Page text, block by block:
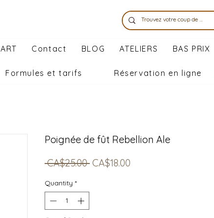
ART Contact BLOG ATELIERS BAS PRIX
Formules et tarifs Réservation en ligne
Poignée de fût Rebellion Ale
CA$25.00 Regular
CA$18.00
Quantity *